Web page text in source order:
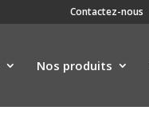
Contactez-nous
Nos produits